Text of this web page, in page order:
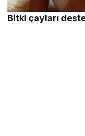
Bitki çayları